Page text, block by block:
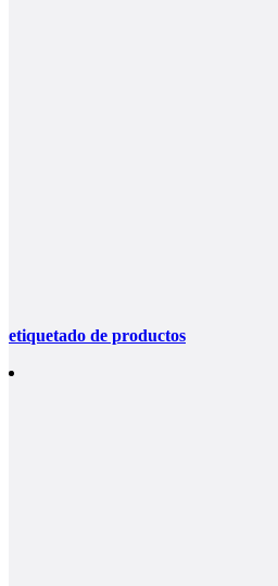
etiquetado de productos